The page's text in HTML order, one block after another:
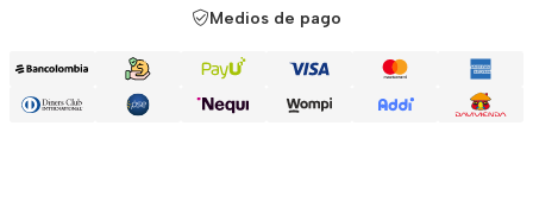
Medios de pago